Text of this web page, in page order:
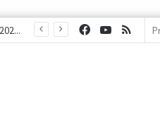
Sarajevo u znaku spektakla: Bentbaša Cliff Diving ponovo okuplja najbolje skakače i vrhunsku zabavu